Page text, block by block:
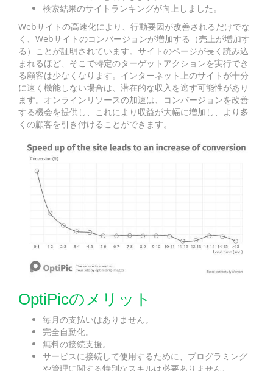
検索結果のサイトランキングが向上しました。
Webサイトの高速化により、行動要因が改善されるだけでな
く、Webサイトのコンバージョンが増加する（売上が増加す
る）ことが証明されています。サイトのページが長く読み込
まれるほど、そこで特定のターゲットアクションを実行でき
る顧客は少なくなります。インターネット上のサイトが十分
に速く機能しない場合は、潜在的な収入を逃す可能性があり
ます。オンラインリソースの加速は、コンバージョンを改善
する機会を提供し、これにより収益が大幅に増加し、より多
くの顧客を引き付けることができます。
OptiPicのメリット
毎月の支払いはありません。
完全自動化。
無料の接続支援。
サービスに接続して使用するために、プログラミング
や管理に関する特別なスキルは必要ありません。